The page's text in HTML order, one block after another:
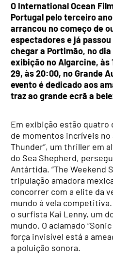
O International Ocean
Portugal pelo terceiro
arrancou no começo de
espectadores e já
chegar a Portimão, no
exibição no Algarcine, às
29, às 20:00, no Grande
evento é dedicado aos
traz ao grande ecrã a
Em exibição estão
de momentos incríveis
Thunder”, um thriller em
do Sea Shepherd,
Antártida. “The Weekend
tripulação amadora
concorrer com a elite da
mundo à vela
o surfista Kai Lenny, um
mundo. O aclamado
força invisível está a
a poluição sonora.